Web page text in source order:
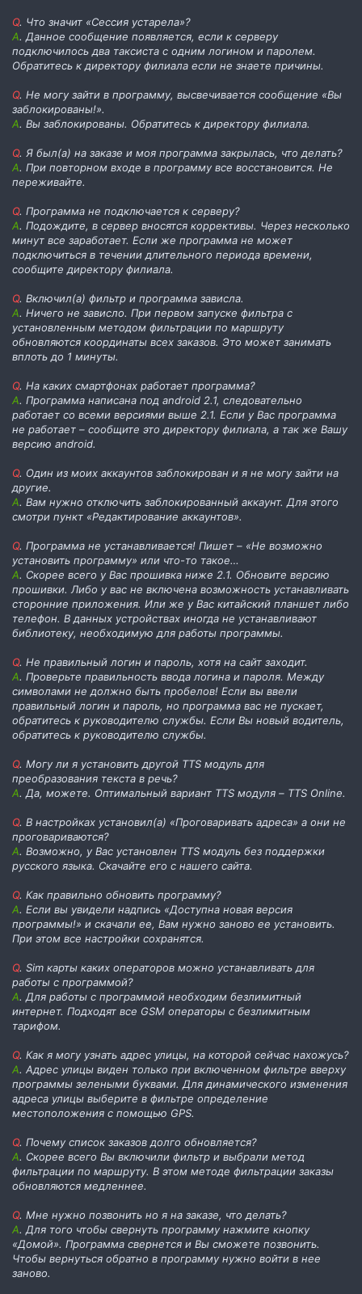
Q. Что значит «Сессия устарела»?
А. Данное сообщение появляется, если к серверу
подключилось два таксиста с одним логином и паролем.
Обратитесь к директору филиала если не знаете причины.
Q. Не могу зайти в программу, высвечивается сообщение «Вы
заблокированы!».
А. Вы заблокированы. Обратитесь к директору филиала.
Q. Я был(а) на заказе и моя программа закрылась, что делать?
А. При повторном входе в программу все восстановится. Не
переживайте.
Q. Программа не подключается к серверу?
А. Подождите, в сервер вносятся коррективы. Через несколько
минут все заработает. Если же программа не может
подключиться в течении длительного периода времени,
сообщите директору филиала.
Q. Включил(а) фильтр и программа зависла.
А. Ничего не зависло. При первом запуске фильтра с
установленным методом фильтрации по маршруту
обновляются координаты всех заказов. Это может занимать
вплоть до 1 минуты.
Q. На каких смартфонах работает программа?
А. Программа написана под android 2.1, следовательно
работает со всеми версиями выше 2.1. Если у Вас программа
не работает – сообщите это директору филиала, а так же Вашу
версию android.
Q. Один из моих аккаунтов заблокирован и я не могу зайти на
другие.
А. Вам нужно отключить заблокированный аккаунт. Для этого
смотри пункт «Редактирование аккаунтов».
Q. Программа не устанавливается! Пишет – «Не возможно
установить программу» или что-то такое…
А. Скорее всего у Вас прошивка ниже 2.1. Обновите версию
прошивки. Либо у вас не включена возможность устанавливать
сторонние приложения. Или же у Вас китайский планшет либо
телефон. В данных устройствах иногда не устанавливают
библиотеку, необходимую для работы программы.
Q. Не правильный логин и пароль, хотя на сайт заходит.
А. Проверьте правильность ввода логина и пароля. Между
символами не должно быть пробелов! Если вы ввели
правильный логин и пароль, но программа вас не пускает,
обратитесь к руководителю службы. Если Вы новый водитель,
обратитесь к руководителю службы.
Q. Могу ли я установить другой TTS модуль для
преобразования текста в речь?
А. Да, можете. Оптимальный вариант TTS модуля – TTS Online.
Q. В настройках установил(а) «Проговаривать адреса» а они не
проговариваются?
А. Возможно, у Вас установлен TTS модуль без поддержки
русского языка. Скачайте его с нашего сайта.
Q. Как правильно обновить программу?
А. Если вы увидели надпись «Доступна новая версия
программы!» и скачали ее, Вам нужно заново ее установить.
При этом все настройки сохранятся.
Q. Sim карты каких операторов можно устанавливать для
работы с программой?
А. Для работы с программой необходим безлимитный
интернет. Подходят все GSM операторы с безлимитным
тарифом.
Q. Как я могу узнать адрес улицы, на которой сейчас нахожусь?
А. Адрес улицы виден только при включенном фильтре вверху
программы зелеными буквами. Для динамического изменения
адреса улицы выберите в фильтре определение
местоположения с помощью GPS.
Q. Почему список заказов долго обновляется?
А. Скорее всего Вы включили фильтр и выбрали метод
фильтрации по маршруту. В этом методе фильтрации заказы
обновляются медленнее.
Q. Мне нужно позвонить но я на заказе, что делать?
А. Для того чтобы свернуть программу нажмите кнопку
«Домой». Программа свернется и Вы сможете позвонить.
Чтобы вернуться обратно в программу нужно войти в нее
заново.